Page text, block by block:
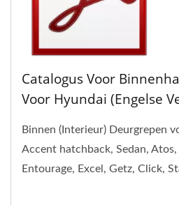
Catalogus Voor
Voor Hyundai (Engelse
Binnen (Interieur) Deurgrepen
Accent hatchback, Sedan, Atos,
Entourage, Excel, Getz, Click,